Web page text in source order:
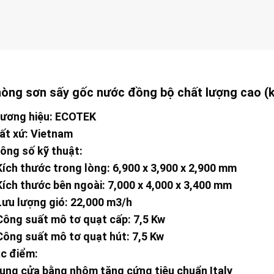
sơn sấy gốc nước đồng bộ chất lượng cao
hiệu: ECOTEK
xứ: Vietnam
số kỹ thuật:
thước trong lòng: 6,900 x 3,900 x 2,900 mm
thước bên ngoài: 7,000 x 4,000 x 3,400 mm
lượng gió: 22,000 m3/h
suất mô tơ quạt cấp: 7,5 Kw
suất mô tơ quạt hút: 7,5 Kw
điểm:
cửa bằng nhôm tăng cứng tiêu chuẩn Italy